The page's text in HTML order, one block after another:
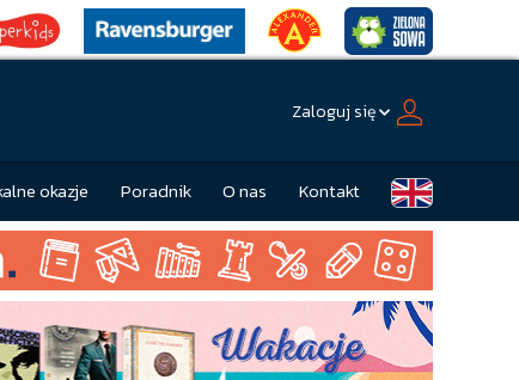
Zaloguj się
okazje Poradnik O nas Kontakt